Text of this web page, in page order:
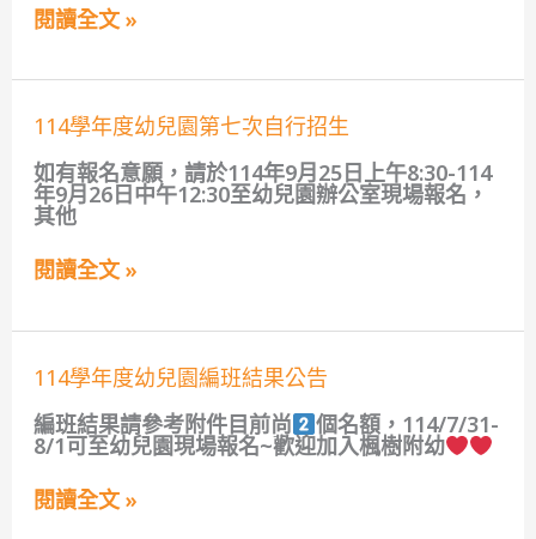
輔
導
力
畫」
教
學
生
助
理
員
結
果
公
告
園
招
需
協
幼
兒
聘
任
專
業
人
計
特
教
生
助
閱讀全文 »
114學年度幼兒園第七次自行招生
如有報名意願，請於114年9月25日上午8:30-114
年9月26日中午12:30至幼兒園辦公室現場報名，
其他
114
學
年
度
幼
兒
園
第
自
招
閱讀全文 »
114學年度幼兒園編班結果公告
編班結果請參考附件目前尚
個名額，114/7/31-
8/1可至幼兒園現場報名~歡迎加入楓樹附幼
114
學
年
度
幼
園
閱讀全文 »